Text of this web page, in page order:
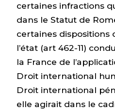
certaines infractions
dans le Statut de
certaines dispositions
l’état (art 462-11)
la France de
Droit international
Droit international
elle agirait dans le